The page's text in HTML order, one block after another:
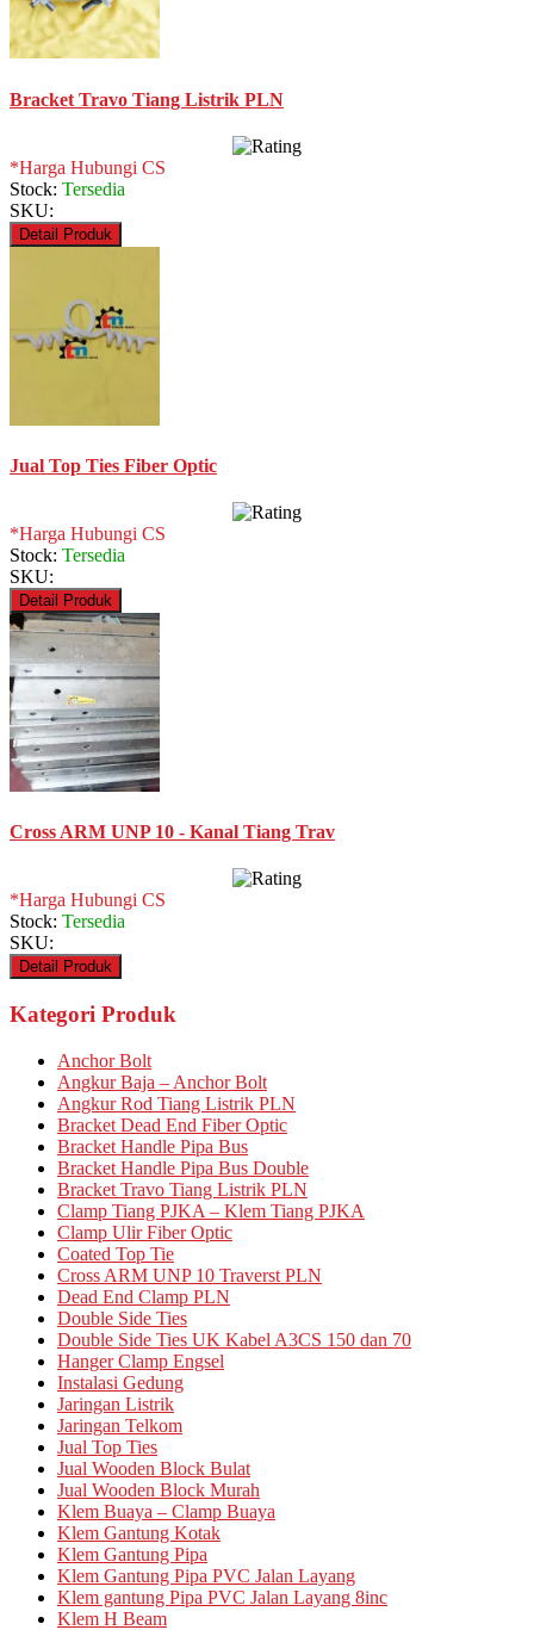
Bracket Travo Tiang Listrik PLN
*Harga Hubungi CS
Stock: Tersedia
SKU:
Detail Produk
Jual Top Ties Fiber Optic
*Harga Hubungi CS
Stock: Tersedia
SKU:
Detail Produk
Cross ARM UNP 10 - Kanal Tiang Trav
*Harga Hubungi CS
Stock: Tersedia
SKU:
Detail Produk
Kategori Produk
Anchor Bolt
Angkur Baja – Anchor Bolt
Angkur Rod Tiang Listrik PLN
Bracket Dead End Fiber Optic
Bracket Handle Pipa Bus
Bracket Handle Pipa Bus Double
Bracket Travo Tiang Listrik PLN
Clamp Tiang PJKA – Klem Tiang PJKA
Clamp Ulir Fiber Optic
Coated Top Tie
Cross ARM UNP 10 Traverst PLN
Dead End Clamp PLN
Double Side Ties
Double Side Ties UK Kabel A3CS 150 dan 70
Hanger Clamp Engsel
Instalasi Gedung
Jaringan Listrik
Jaringan Telkom
Jual Top Ties
Jual Wooden Block Bulat
Jual Wooden Block Murah
Klem Buaya – Clamp Buaya
Klem Gantung Kotak
Klem Gantung Pipa
Klem Gantung Pipa PVC Jalan Layang
Klem gantung Pipa PVC Jalan Layang 8inc
Klem H Beam